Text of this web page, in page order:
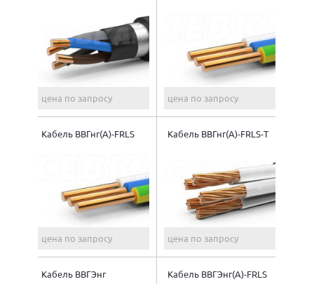
цена по запросу цена по запросу
Кабель ВВГнг(A)-FRLS
цена по запросу
Кабель ВВГнг(A)-FRLS-Т
цена по запросу
Кабель ВВГЭнг Кабель ВВГЭнг(A)-FRLS